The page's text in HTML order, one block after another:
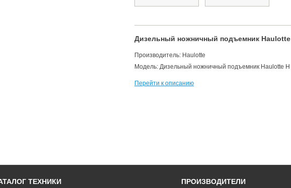
Дизельный ножничный подъемник Haulotte
Производитель: Haulotte
Модель: Дизельный ножничный подъемник Haulotte H
Перейти к описанию
ТЕХНИКИ ПРОИЗВОДИТЕЛИ